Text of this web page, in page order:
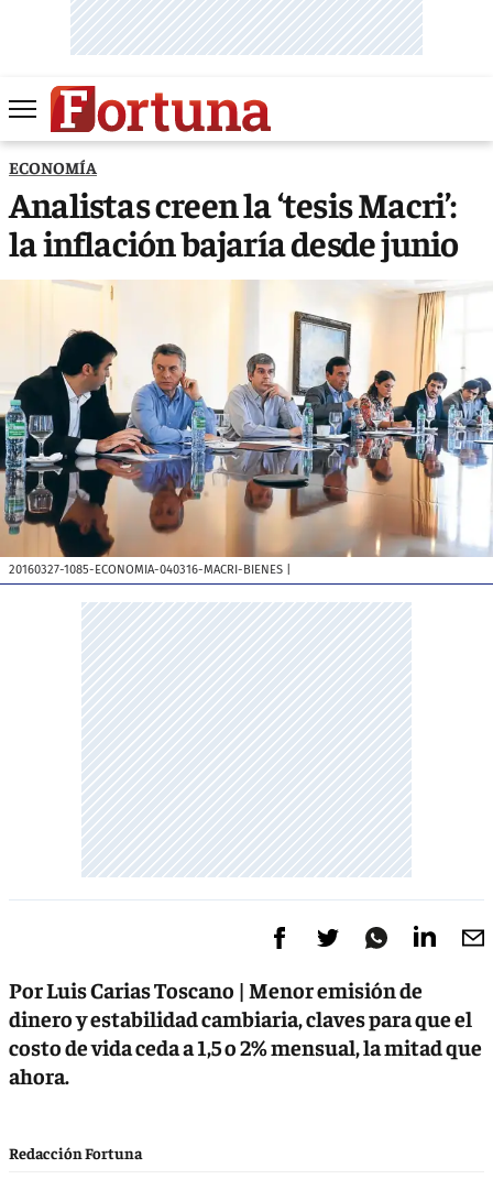
ECONOMÍA
Analistas creen la ‘tesis Macri’:
la inflación bajaría desde junio
20160327-1085-ECONOMIA-040316-MACRI-BIENES
Por Luis Carias Toscano | Menor emisión de
dinero y estabilidad cambiaria, claves para que el
costo de vida ceda a 1,5 o 2% mensual, la mitad que
ahora.
Redacción Fortuna